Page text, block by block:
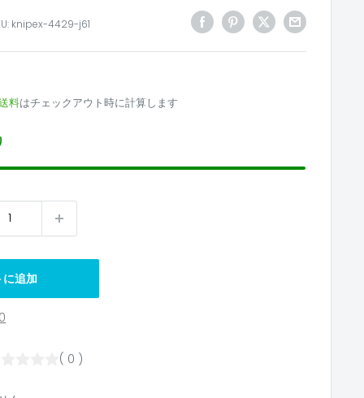
knipex-4429-j61
料はチェックアウト時に計算します
追加
( 0 )